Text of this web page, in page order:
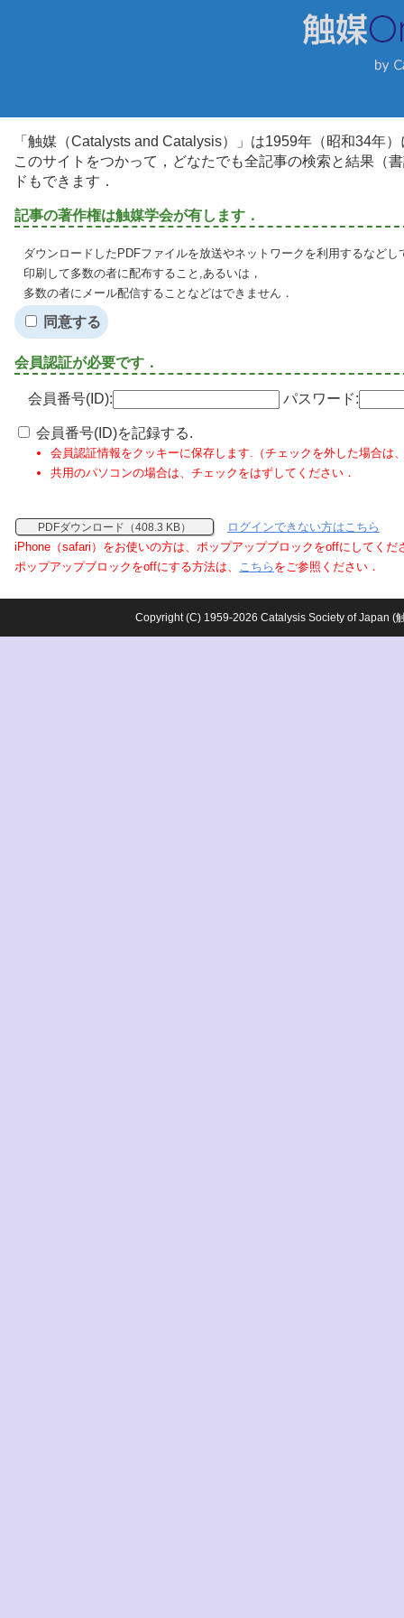
「触媒（Catalysts and Catalysis）」は1959年（昭和34年
このサイトをつかって，どなたでも全記事の検索と結果（
ドもできます．
記事の著作権は触媒学会が有します．
ダウンロードしたPDFファイルを放送やネットワークを利用するなど
印刷して多数の者に配布すること,あるいは，
多数の者にメール配信することなどはできません．
同意する
会員認証が必要です．
会員番号(ID): パスワード:
会員番号(ID)を記録する.
会員認証情報をクッキーに保存します.（チェックを外した場合は
共用のパソコンの場合は、チェックをはずしてください．
PDFダウンロード（408.3 KB）
ログインできない方はこちら
iPhone（safari）をお使いの方は、ポップアップブロックをoffにしてくだ
ポップアップブロックをoffにする方法は、 こちら をご参照ください．
Copyright (C) 1959-2026 Catalysis Society of Japan (